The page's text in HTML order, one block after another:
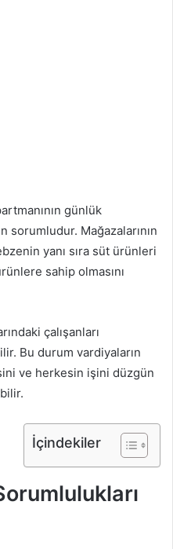
günlük
sorumludur. Mağazalarının
yanı sıra süt ürünleri
sahip olmasını
çalışanları
Bu durum vardiyaların
ve herkesin işini düzgün
İçindekiler